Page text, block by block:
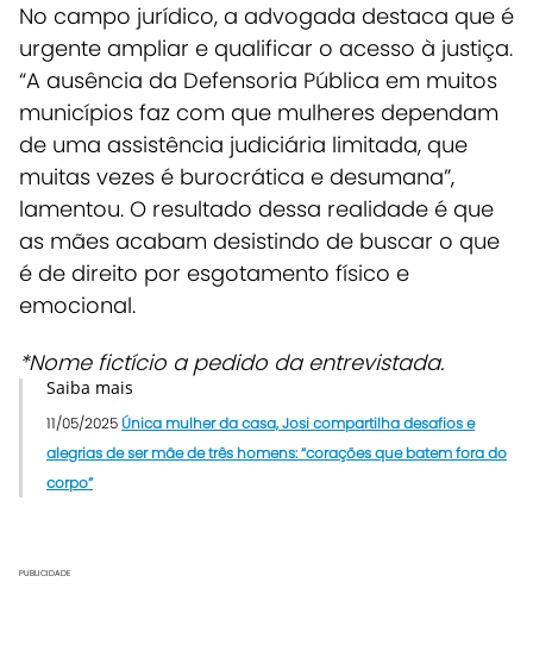
No campo jurídico, a advogada destaca que é
urgente ampliar e qualificar o acesso à justiça.
“A ausência da Defensoria Pública em muitos
municípios faz com que mulheres dependam
de uma assistência judiciária limitada, que
muitas vezes é burocrática e desumana”,
lamentou. O resultado dessa realidade é que
as mães acabam desistindo de buscar o que
é de direito por esgotamento físico e
emocional.
*Nome fictício a pedido da entrevistada.
Saiba mais
11/05/2025 Única mulher da casa, Josi compartilha desafios e
alegrias de ser mãe de três homens: “corações que batem fora do
corpo”
PUBLICIDADE